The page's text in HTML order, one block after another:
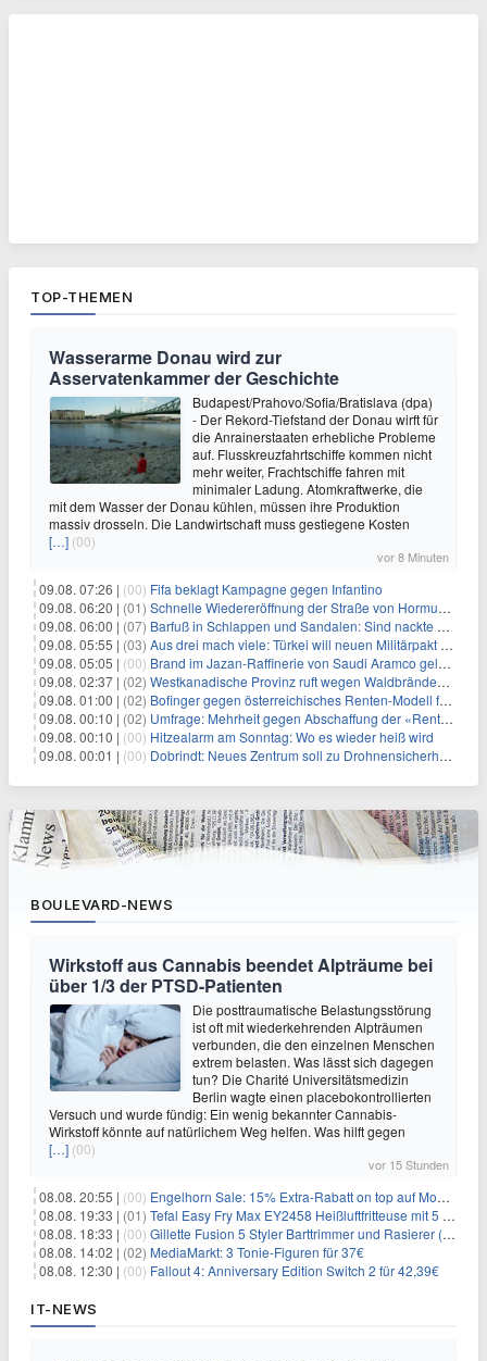
TOP-THEMEN
Wasserarme Donau wird zur
Asservatenkammer der Geschichte
Budapest/Prahovo/Sofia/Bratislava (dpa)
- Der Rekord-Tiefstand der Donau wirft für
die Anrainerstaaten erhebliche Probleme
auf. Flusskreuzfahrtschiffe kommen nicht
mehr weiter, Frachtschiffe fahren mit
minimaler Ladung. Atomkraftwerke, die
mit dem Wasser der Donau kühlen, müssen ihre Produktion
massiv drosseln. Die Landwirtschaft muss gestiegene Kosten
[…] (00)
vor 8 Minuten
09.08. 07:26 | (00) Fifa beklagt Kampagne gegen Infantino
09.08. 06:20 | (01) Schnelle Wiedereröffnung der Straße von Hormus ungewiss
09.08. 06:00 | (07) Barfuß in Schlappen und Sandalen: Sind nackte Füße eklig?
09.08. 05:55 | (03) Aus drei mach viele: Türkei will neuen Militärpakt erweitern
09.08. 05:05 | (00) Brand im Jazan-Raffinerie von Saudi Aramco gelöscht: Auswirkungen auf die Energiemärkte
09.08. 02:37 | (02) Westkanadische Provinz ruft wegen Waldbränden Notstand aus
09.08. 01:00 | (02) Bofinger gegen österreichisches Renten-Modell für Schwerarbeiter
09.08. 00:10 | (02) Umfrage: Mehrheit gegen Abschaffung der «Rente mit 63»
09.08. 00:10 | (00) Hitzealarm am Sonntag: Wo es wieder heiß wird
09.08. 00:01 | (00) Dobrindt: Neues Zentrum soll zu Drohnensicherheit forschen
BOULEVARD-NEWS
Wirkstoff aus Cannabis beendet Alpträume bei
über 1/3 der PTSD-Patienten
Die posttraumatische Belastungsstörung
ist oft mit wiederkehrenden Alpträumen
verbunden, die den einzelnen Menschen
extrem belasten. Was lässt sich dagegen
tun? Die Charité Universitätsmedizin
Berlin wagte einen placebokontrollierten
Versuch und wurde fündig: Ein wenig bekannter Cannabis-
Wirkstoff könnte auf natürlichem Weg helfen. Was hilft gegen
[…] (00)
vor 15 Stunden
08.08. 20:55 | (00) Engelhorn Sale: 15% Extra-Rabatt on top auf Mode- und Sport-Artikel
08.08. 19:33 | (01) Tefal Easy Fry Max EY2458 Heißluftfritteuse mit 5 Litern für 64,99€
08.08. 18:33 | (00) Gillette Fusion 5 Styler Barttrimmer und Rasierer (All in One) für 16€
08.08. 14:02 | (02) MediaMarkt: 3 Tonie-Figuren für 37€
08.08. 12:30 | (00) Fallout 4: Anniversary Edition Switch 2 für 42,39€
IT-NEWS